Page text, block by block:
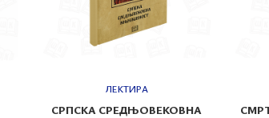
ЛЕКТИРА
СРПСКА СРЕДЊОВЕКОВНА